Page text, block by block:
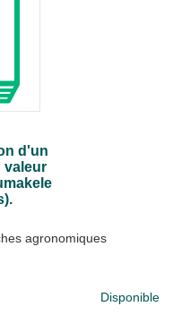
d'un
valeur
agronomiques
Disponible